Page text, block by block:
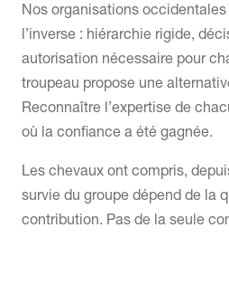
Nos organisations
l’inverse : hiérarchie rigide,
autorisation nécessaire pour
troupeau propose une
Reconnaître l’expertise de
où la confiance a été gagnée.
Les chevaux ont compris,
survie du groupe dépend de la
contribution. Pas de la seule